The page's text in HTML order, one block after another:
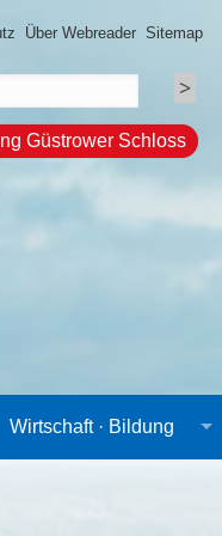
Über Webreader Sitemap
Güstrower Schloss
Wirtschaft · Bildung